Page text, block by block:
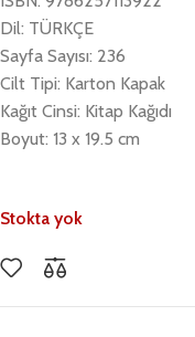
Dil: TÜRKÇE
Sayfa Sayısı: 236
Cilt Tipi: Karton Kapak
Kağıt Cinsi: Kitap Kağıdı
Boyut: 13 x 19.5 cm
Stokta yok